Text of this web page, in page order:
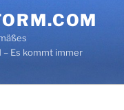
Es kommt immer